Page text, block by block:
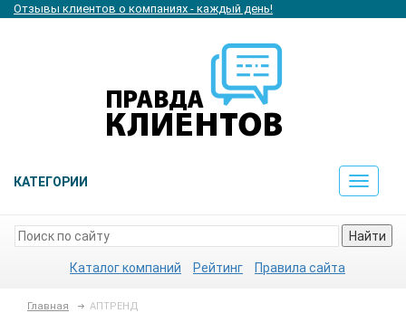
Отзывы клиентов о компаниях - каждый день!
КАТЕГОРИИ
Toggle
Найти
Каталог компаний Рейтинг Правила сайта
Главная АПТРЕНД